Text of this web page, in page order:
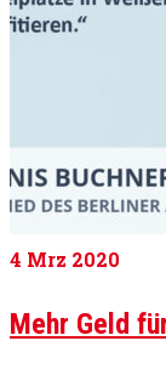
4 Mrz 2020
Mehr Geld